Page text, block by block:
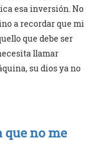
esa inversión. No
a recordar que mi
que debe ser
llamar
su dios ya no
no me